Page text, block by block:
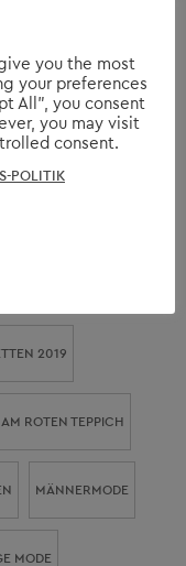
ENERGIE
2019
II
2019
AM ROTEN TEPPICH
MÄNNERMODE
MODE
you the most
your preferences
All”, you consent
you may visit
consent.
POLITIK